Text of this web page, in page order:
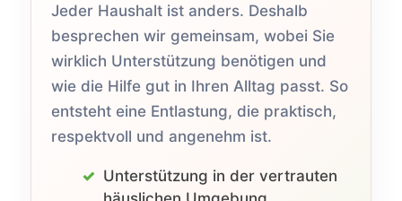
Jeder Haushalt ist anders. Deshalb
besprechen wir gemeinsam, wobei Sie
wirklich Unterstützung benötigen und
wie die Hilfe gut in Ihren Alltag passt. So
entsteht eine Entlastung, die praktisch,
respektvoll und angenehm ist.
Unterstützung in der vertrauten